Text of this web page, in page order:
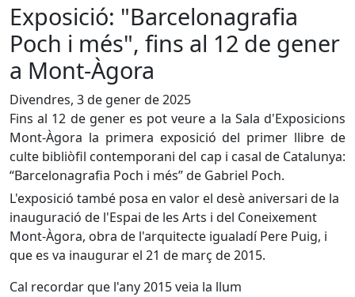
Exposició: "Barcelonagrafia
Poch i més", fins al 12 de gener
a Mont-Àgora
Divendres, 3 de gener de 2025
Fins al 12 de gener es pot veure a la Sala d'Exposicions
Mont-Àgora la primera exposició del primer llibre de
culte bibliòfil contemporani del cap i casal de Catalunya:
“Barcelonagrafia Poch i més” de Gabriel Poch.
L'exposició també posa en valor el desè aniversari de la
inauguració de l'Espai de les Arts i del Coneixement
Mont-Àgora, obra de l'arquitecte igualadí Pere Puig, i
que es va inaugurar el 21 de març de 2015.
Cal recordar que l'any 2015 veia la llum